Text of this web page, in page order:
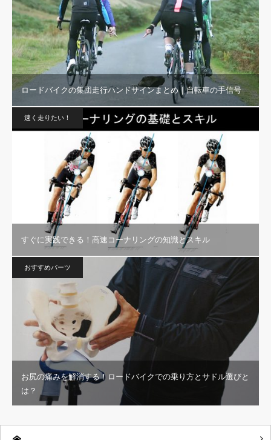
ロードバイクの集団走行ハンドサインまとめ｜自転車の手信号
速く走りたい！
すぐに実践できる！高速コーナリングの知識とスキル
おすすめパーツ
お尻の痛みを解消する！ロードバイクでの乗り方とサドル選びと
は？